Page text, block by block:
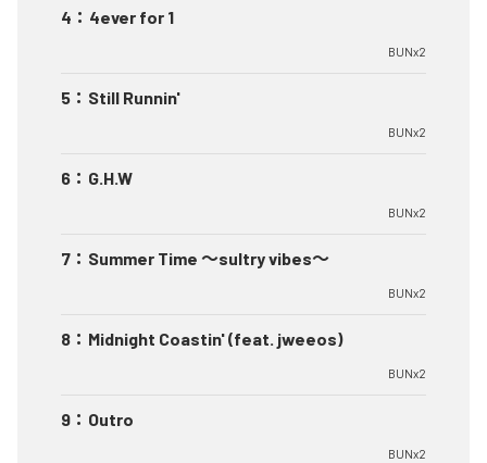
4 ： 4ever for 1
BUNx2
5 ： Still Runnin'
BUNx2
6 ： G.H.W
BUNx2
7 ： Summer Time 〜sultry vibes〜
BUNx2
8 ： Midnight Coastin' (feat. jweeos)
BUNx2
9 ： Outro
BUNx2